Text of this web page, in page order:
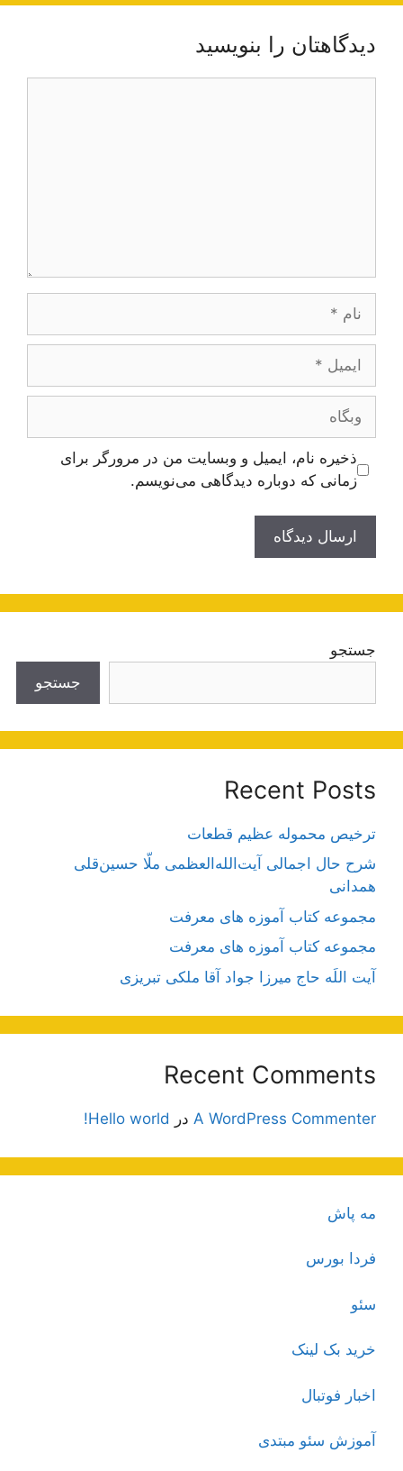
دیدگاهتان را بنویسید
ایمیل
وبگاه
ذخیره نام، ایمیل و وبسایت من در مرورگر برای
زمانی که دوباره دیدگاهی می‌نویسم.
جستجو
جستجو
Recent Posts
ترخیص محموله عظیم قطعات
شرح حال اجمالی آیت‌الله‌العظمی ملّا حسین‌قلی
همدانی
مجموعه کتاب آموزه های معرفت
مجموعه کتاب آموزه های معرفت
آیت اللَه حاج میرزا جواد آقا ملکی تبریزی
Recent Comments
A WordPress Commenter در Hello world!
مه پاش
فردا بورس
سئو
خرید بک لینک
اخبار فوتبال
آموزش سئو مبتدی